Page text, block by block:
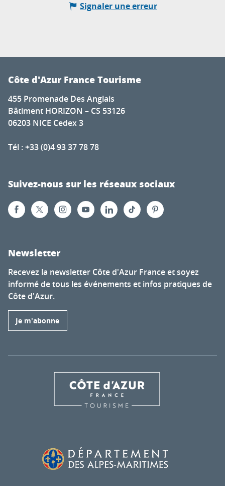
Signaler une erreur
Côte d'Azur France Tourisme
455 Promenade Des Anglais
Bâtiment HORIZON – CS 53126
06203 NICE Cedex 3
Tél : +33 (0)4 93 37 78 78
Suivez-nous sur les réseaux sociaux
Newsletter
Recevez la newsletter Côte d'Azur France et soyez
informé de tous les événements et infos pratiques de
Côte d'Azur.
Je m'abonne